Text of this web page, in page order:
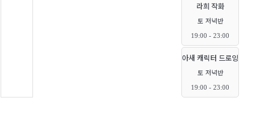
라희 작화
토 저녁반
19:00 - 23:00
아새 캐릭터 드로잉
토 저녁반
19:00 - 23:00